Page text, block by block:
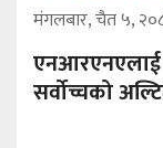
मंगलबार, चैत ५,
एनआरएनएलाई
सर्वोच्चको